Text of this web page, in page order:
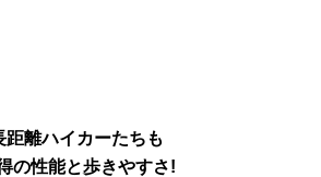
距離ハイカーたちも
の性能と歩きやすさ!